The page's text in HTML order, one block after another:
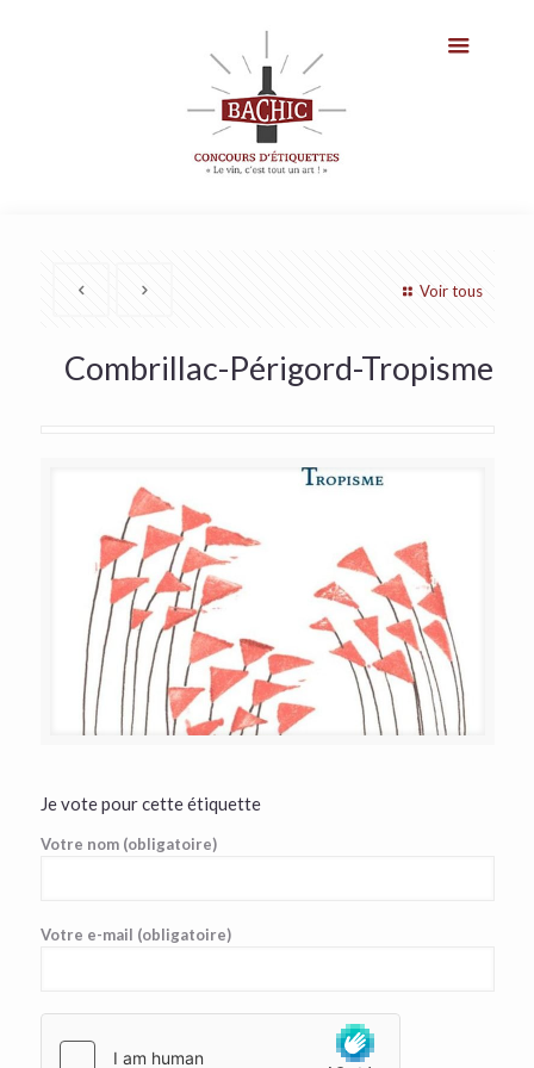
Voir tous
Combrillac-Périgord-Tropisme
Je vote pour cette étiquette
Votre nom (obligatoire)
Votre e-mail (obligatoire)